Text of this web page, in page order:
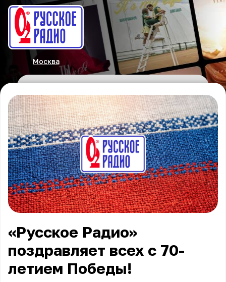
Москва
«Русское Радио»
поздравляет всех с 70-
летием Победы!